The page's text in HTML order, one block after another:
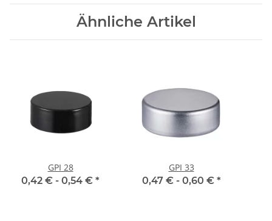
Ähnliche Artikel
GPI 28
0,42 € - 0,54 € *
GPI 33
0,47 € - 0,60 € *